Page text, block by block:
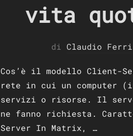
vita
di Claudio Ferri
Cos’è il modello Client-
rete in cui un computer
servizi o risorse. Il
ne fanno richiesta.
Server In Matrix, …